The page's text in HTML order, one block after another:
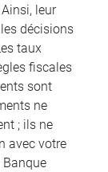
leur
décisions
taux
fiscales
sont
ne
; ils ne
avec votre
Banque